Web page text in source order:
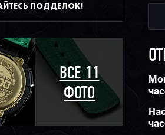
ПОДДЕЛОК!
ВСЕ 11
ФОТО